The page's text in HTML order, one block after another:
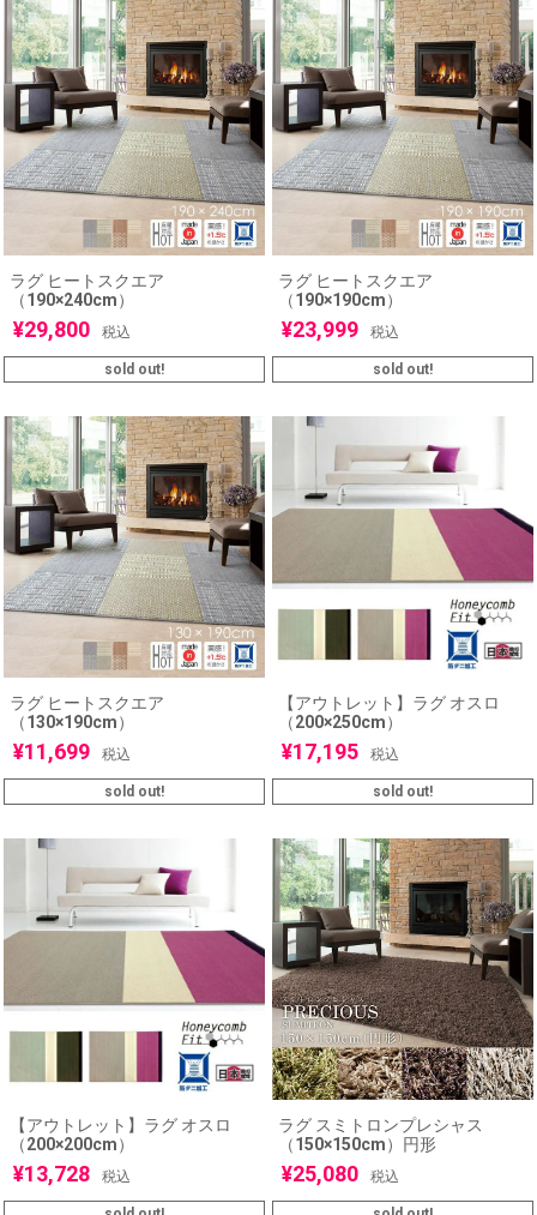
ラグ ヒートスクエア
（190×240cm）
¥29,800 税込
sold out!
ラグ ヒートスクエア
（190×190cm）
¥23,999 税込
sold out!
ラグ ヒートスクエア
（130×190cm）
¥11,699 税込
sold out!
【アウトレット】ラグ オスロ
（200×250cm）
¥17,195 税込
sold out!
【アウトレット】ラグ オスロ
（200×200cm）
¥13,728 税込
ラグ スミトロンプレシャス
（150×150cm）円形
¥25,080 税込